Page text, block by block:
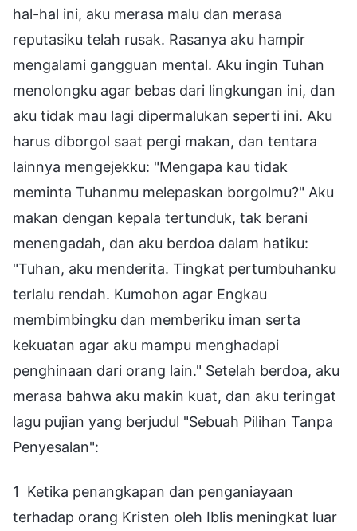
hal-hal ini, aku merasa malu dan merasa
reputasiku telah rusak. Rasanya aku hampir
mengalami gangguan mental. Aku ingin Tuhan
menolongku agar bebas dari lingkungan ini, dan
aku tidak mau lagi dipermalukan seperti ini. Aku
harus diborgol saat pergi makan, dan tentara
lainnya mengejekku: "Mengapa kau tidak
meminta Tuhanmu melepaskan borgolmu?" Aku
makan dengan kepala tertunduk, tak berani
menengadah, dan aku berdoa dalam hatiku:
"Tuhan, aku menderita. Tingkat pertumbuhanku
terlalu rendah. Kumohon agar Engkau
membimbingku dan memberiku iman serta
kekuatan agar aku mampu menghadapi
penghinaan dari orang lain." Setelah berdoa, aku
merasa bahwa aku makin kuat, dan aku teringat
lagu pujian yang berjudul "Sebuah Pilihan Tanpa
Penyesalan":
1 Ketika penangkapan dan penganiayaan
terhadap orang Kristen oleh Iblis meningkat luar